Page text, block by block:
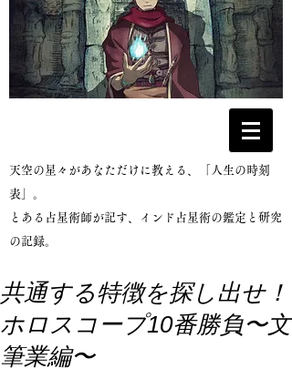
​天空の星々があなただけに教える、「人生の時刻
表」。
とある占星術師が記す、インド占星術の鑑定と研究
の記録。
共通する特徴を探し出せ！
ホロスコープ10番勝負〜文
筆業編〜